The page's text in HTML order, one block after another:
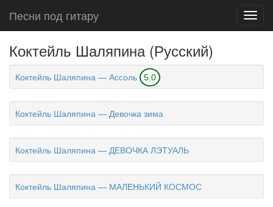
Песни под гитару
Коктейль Шаляпина (Русский)
Коктейль Шаляпина — Ассоль 5.0
Коктейль Шаляпина — Девочка зима
Коктейль Шаляпина — ДЕВОЧКА ЛЭТУАЛЬ
Коктейль Шаляпина — МАЛЕНЬКИЙ КОСМОС